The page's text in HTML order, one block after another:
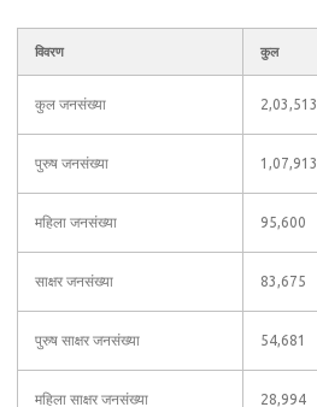
विवरण कुल
कुल जनसंख्या 2,03,513
पुरुष जनसंख्या 1,07,913
महिला जनसंख्या 95,600
साक्षर जनसंख्या 83,675
पुरुष साक्षर जनसंख्या 54,681
महिला साक्षर जनसंख्या 28,994